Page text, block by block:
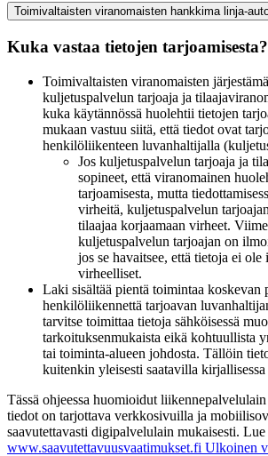
Toimivaltaisten viranomaisten hankkima linja-
Kuka vastaa tietojen tarjoamisesta?
Toimivaltaisten viranomaisten
kuljetuspalvelun tarjoaja ja
kuka käytännössä huolehtii tietojen
mukaan vastuu siitä, että tiedot ovat
henkilöliikenteen luvanhaltijalla
Jos kuljetuspalvelun tarjoaja ja
sopineet, että viranomainen
tarjoamisesta, mutta
virheitä, kuljetuspalvelun
tilaajaa korjaamaan virheet. Viime
kuljetuspalvelun tarjoajan on
jos se havaitsee, että tietoja ei
virheelliset.
Laki sisältää pientä toimintaa koskevan
henkilöliikennettä tarjoavan
tarvitse toimittaa tietoja sähköisessä
tarkoituksenmukaista eikä kohtuullista
tai toiminta-alueen johdosta. Tällöin
kuitenkin yleisesti saatavilla kirjallisessa
Tässä ohjeessa huomioidut
tiedot on tarjottava verkkosivuilla ja
saavutettavasti digipalvelulain mukaisesti. Lue
www.saavutettavuusvaatimukset.fi Ulkoinen